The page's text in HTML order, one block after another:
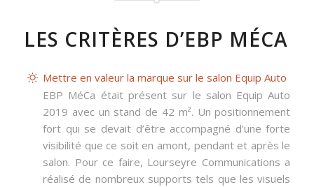
LES CRITÈRES D’EBP MÉCA
Mettre en valeur la marque sur le salon Equip Auto
EBP MéCa était présent sur le salon Equip Auto
2019 avec un stand de 42 m². Un positionnement
fort qui se devait d’être accompagné d’une forte
visibilité que ce soit en amont, pendant et après le
salon. Pour ce faire, Lourseyre Communications a
réalisé de nombreux supports tels que les visuels